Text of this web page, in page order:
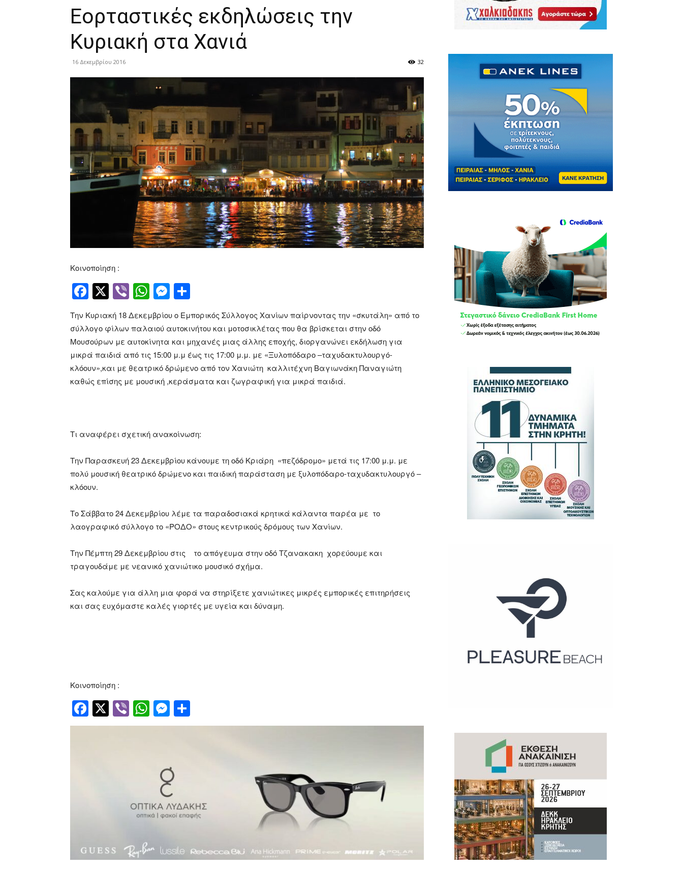
Εορταστικές εκδηλώσεις την
Κυριακή στα Χανιά
16 Δεκεμβρίου 2016 32
Κοινοποίηση :
Facebook
Twitter
ViberWhatsApp
Messenger
Την Κυριακή 18 Δεκεμβρίου ο Εμπορικός Σύλλογος Χανίων παίρνοντας την «σκυτάλη» από το
σύλλογο φίλων παλαιού αυτοκινήτου και μοτοσικλέτας που θα βρίσκεται στην οδό
Μουσούρων με αυτοκίνητα και μηχανές μιας άλλης εποχής, διοργανώνει εκδήλωση για
μικρά παιδιά από τις 15:00 μ.μ έως τις 17:00 μ.μ. με «Ξυλοπόδαρο –ταχυδακτυλουργό-
κλόουν»,και με θεατρικό δρώμενο από τον Χανιώτη καλλιτέχνη Βαγιωνάκη Παναγιώτη
καθώς επίσης με μουσική ,κεράσματα και ζωγραφική για μικρά παιδιά.
Τι αναφέρει σχετική ανακοίνωση:
Την Παρασκευή 23 Δεκεμβρίου κάνουμε τη οδό Κριάρη «πεζόδρομο» μετά τις 17:00 μ.μ. με
πολύ μουσική θεατρικό δρώμενο και παιδική παράσταση με ξυλοπόδαρο-ταχυδακτυλουργό –
κλόουν.
Το Σάββατο 24 Δεκεμβρίου λέμε τα παραδοσιακά κρητικά κάλαντα παρέα με το
λαογραφικό σύλλογο το «ΡΟΔΟ» στους κεντρικούς δρόμους των Χανίων.
Την Πέμπτη 29 Δεκεμβρίου στις το απόγευμα στην οδό Τζανακακη χορεύουμε και
τραγουδάμε με νεανικό χανιώτικο μουσικό σχήμα.
Σας καλούμε για άλλη μια φορά να στηρίξετε χανιώτικες μικρές εμπορικές επιτηρήσεις
και σας ευχόμαστε καλές γιορτές με υγεία και δύναμη.
Κοινοποίηση :
Facebook
Twitter
ViberWhatsApp
Messenger